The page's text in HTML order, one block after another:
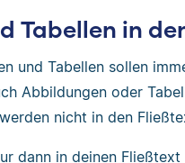
Tabellen in
und Tabellen sollen
Abbildungen oder
nicht in den
dann in deinen